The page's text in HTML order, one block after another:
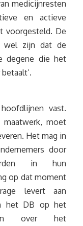
medicijnresten
en actieve
voorgesteld. De
wel zijn dat de
degene die het
vast.
maatwerk, moet
Het mag in
door
in hun
op dat moment
levert aan
het DB op het
over het